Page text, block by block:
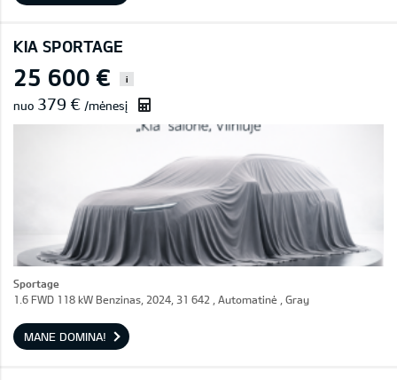
KIA SPORTAGE
25 600 € i
nuo 379 € /mėnesį
Sportage
1.6 FWD 118 kW Benzinas, 2024, 31 642 , Automatinė , Gray
MANE DOMINA!